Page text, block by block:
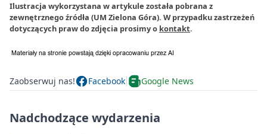
Ilustracja wykorzystana w artykule została pobrana z
zewnętrznego źródła (UM Zielona Góra). W przypadku zastrzeżeń
dotyczących praw do zdjęcia prosimy o kontakt.
Zaobserwuj nas! Facebook Google News
Nadchodzące wydarzenia